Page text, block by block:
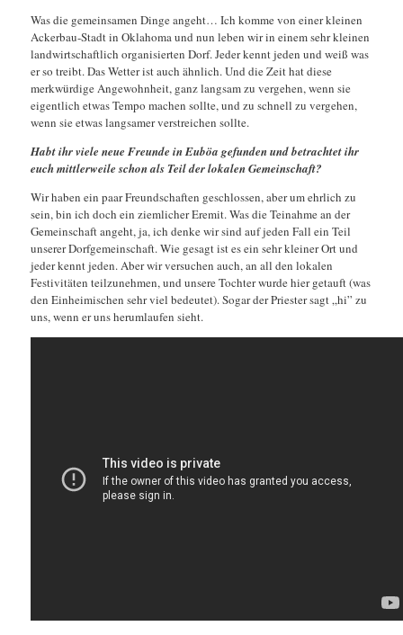
Was die gemeinsamen Dinge angeht… Ich komme von einer kleinen
Ackerbau-Stadt in Oklahoma und nun leben wir in einem sehr kleinen
landwirtschaftlich organisierten Dorf. Jeder kennt jeden und weiß was
er so treibt. Das Wetter ist auch ähnlich. Und die Zeit hat diese
merkwürdige Angewohnheit, ganz langsam zu vergehen, wenn sie
eigentlich etwas Tempo machen sollte, und zu schnell zu vergehen,
wenn sie etwas langsamer verstreichen sollte.
Habt ihr viele neue Freunde in Euböa gefunden und betrachtet ihr
euch mittlerweile schon als Teil der lokalen Gemeinschaft?
Wir haben ein paar Freundschaften geschlossen, aber um ehrlich zu
sein, bin ich doch ein ziemlicher Eremit. Was die Teinahme an der
Gemeinschaft angeht, ja, ich denke wir sind auf jeden Fall ein Teil
unserer Dorfgemeinschaft. Wie gesagt ist es ein sehr kleiner Ort und
jeder kennt jeden. Aber wir versuchen auch, an all den lokalen
Festivitäten teilzunehmen, und unsere Tochter wurde hier getauft (was
den Einheimischen sehr viel bedeutet). Sogar der Priester sagt „hi” zu
uns, wenn er uns herumlaufen sieht.